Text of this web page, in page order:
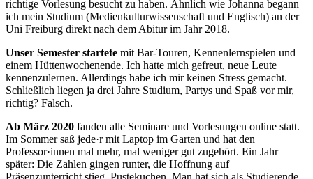
richtige Vorlesung besucht zu haben. Ähnlich wie Johanna begann
ich mein Studium (Medienkulturwissenschaft und Englisch) an der
Uni Freiburg direkt nach dem Abitur im Jahr 2018.
Unser Semester startete mit Bar-Touren, Kennenlernspielen und
einem Hüttenwochenende. Ich hatte mich gefreut, neue Leute
kennenzulernen. Allerdings habe ich mir keinen Stress gemacht.
Schließlich liegen ja drei Jahre Studium, Partys und Spaß vor mir,
richtig? Falsch.
Ab März 2020 fanden alle Seminare und Vorlesungen online statt.
Im Sommer saß jede·r mit Laptop im Garten und hat den
Professor·innen mal mehr, mal weniger gut zugehört. Ein Jahr
später: Die Zahlen gingen runter, die Hoffnung auf
Präsenzunterricht stieg. Pustekuchen. Man hat sich als Studierende